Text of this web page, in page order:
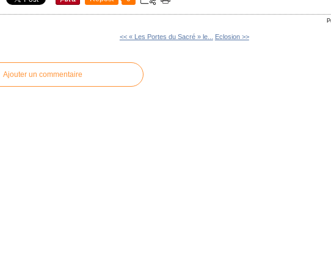
<< « Les Portes du Sacré » le... Eclosion >>
Ajouter un commentaire